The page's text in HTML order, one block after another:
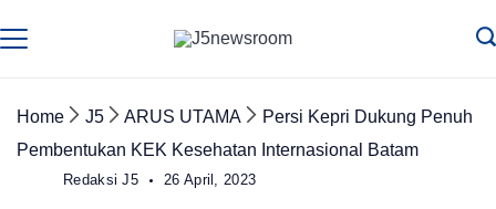
to
Home J5 ARUS UTAMA
Persi Kepri Dukung Penuh
Pembentukan KEK Kesehatan Internasional Batam
Redaksi J5 26 April, 2023